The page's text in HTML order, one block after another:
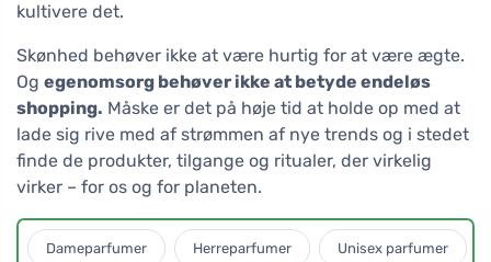
kultivere det.
Skønhed behøver ikke at være hurtig for at være ægte.
Og egenomsorg behøver ikke at betyde endeløs
shopping. Måske er det på høje tid at holde op med at
lade sig rive med af strømmen af nye trends og i stedet
finde de produkter, tilgange og ritualer, der virkelig
virker – for os og for planeten.
Dameparfumer Herreparfumer Unisex parfumer